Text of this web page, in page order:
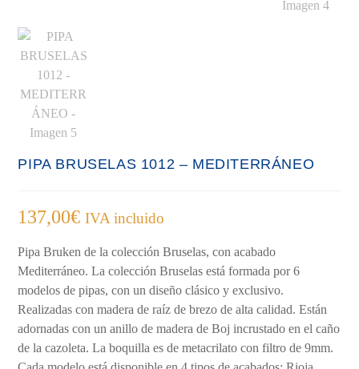
PIPA BRUSELAS 1012 – MEDITERRÁNEO
137,00€ IVA incluido
Pipa Bruken de la colección Bruselas, con acabado
Mediterráneo. La colección Bruselas está formada por 6
modelos de pipas, con un diseño clásico y exclusivo.
Realizadas con madera de raíz de brezo de alta calidad. Están
adornadas con un anillo de madera de Boj incrustado en el caño
de la cazoleta. La boquilla es de metacrilato con filtro de 9mm.